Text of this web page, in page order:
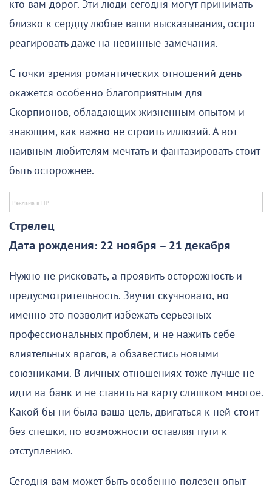
кто вам дорог. Эти люди сегодня могут принимать
близко к сердцу любые ваши высказывания, остро
реагировать даже на невинные замечания.
С точки зрения романтических отношений день
окажется особенно благоприятным для
Скорпионов, обладающих жизненным опытом и
знающим, как важно не строить иллюзий. А вот
наивным любителям мечтать и фантазировать стоит
быть осторожнее.
Стрелец
Дата рождения: 22 ноября – 21 декабря
Нужно не рисковать, а проявить осторожность и
предусмотрительность. Звучит скучновато, но
именно это позволит избежать серьезных
профессиональных проблем, и не нажить себе
влиятельных врагов, а обзавестись новыми
союзниками. В личных отношениях тоже лучше не
идти ва-банк и не ставить на карту слишком многое.
Какой бы ни была ваша цель, двигаться к ней стоит
без спешки, по возможности оставляя пути к
отступлению.
Сегодня вам может быть особенно полезен опыт